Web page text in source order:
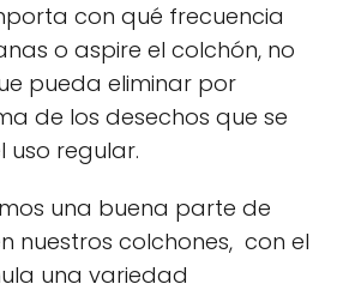
con qué frecuencia
o aspire el colchón, no
pueda eliminar por
de los desechos que se
uso regular.
una buena parte de
nuestros colchones, con el
una variedad